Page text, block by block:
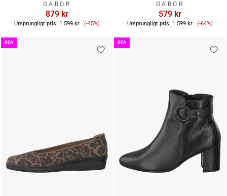
GABOR
879 kr
Ursprungligt pris: 1 599 kr Reapris
(-45%)
GABOR
579 kr
Ursprungligt pris: 1 599 kr Reapris
(-64%)
REA REA